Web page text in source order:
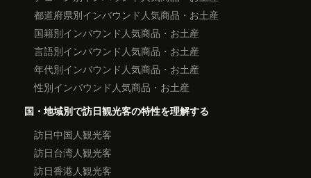
都道府県別インバウンド人気商品・お土産
国籍別インバウンド人気商品・お土産
言語別インバウンド人気商品・お土産
年代別インバウンド人気商品・お土産
性別インバウンド人気商品・お土産
国・地域別で訪日観光客の特性を理解する
訪日中国人観光客
訪日台湾人観光客
訪日香港人観光客